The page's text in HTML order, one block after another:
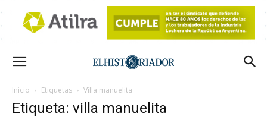
Inicio Etiquetas Villa manuelita
Etiqueta: villa manuelita